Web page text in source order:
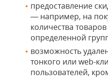
предоставление
— например, на
количества
определенной
возможность
тонкого или web-
пользователей,